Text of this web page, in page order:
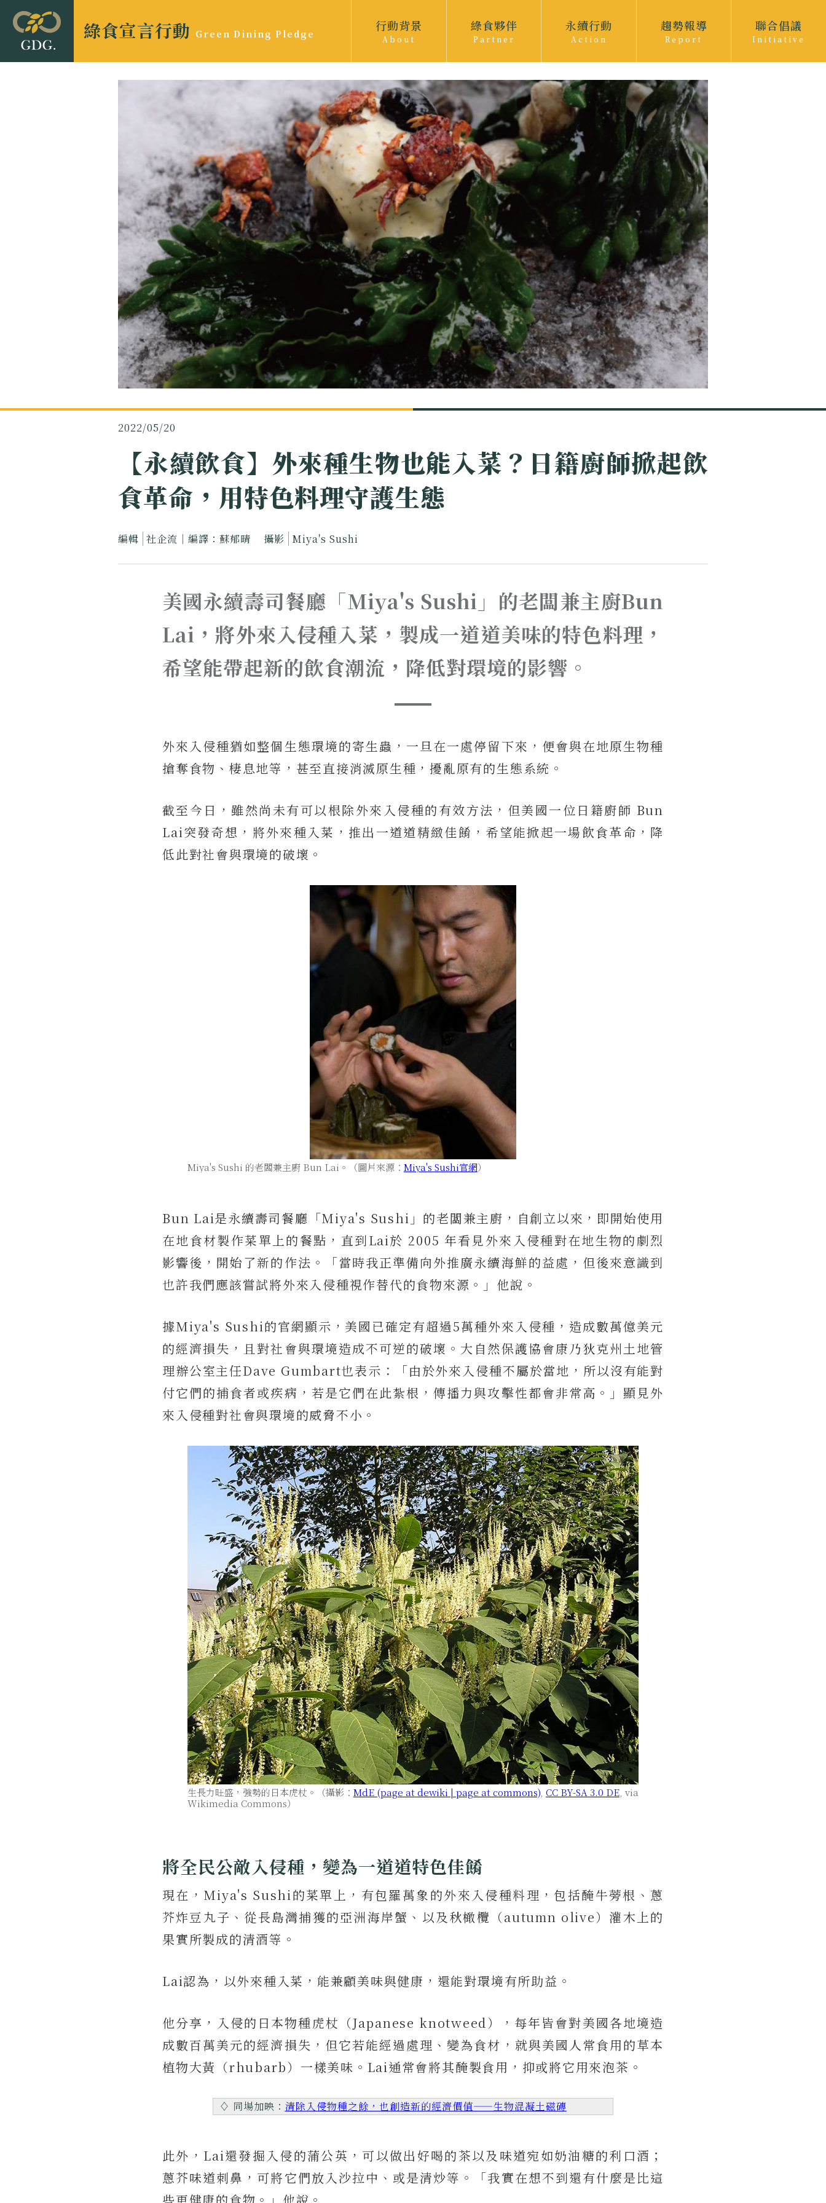
行動背景
About
綠食夥伴
Partner
永續行動
Action
趨勢報導
Report
聯合倡議
Initiative
綠食宣言行動 Green Dining Pledge
2022/05/20
【永續飲食】外來種生物也能入菜？日籍廚師掀起飲
食革命，用特色料理守護生態
編輯 社企流｜編譯：蘇郁晴 攝影 Miya's Sushi
美國永續壽司餐廳「Miya's Sushi」的老闆兼主廚Bun
Lai，將外來入侵種入菜，製成一道道美味的特色料理，
希望能帶起新的飲食潮流，降低對環境的影響。
外來入侵種猶如整個生態環境的寄生蟲，一旦在一處停留下來，便會與在地原生物種
搶奪食物、棲息地等，甚至直接消滅原生種，擾亂原有的生態系統。
截至今日，雖然尚未有可以根除外來入侵種的有效方法，但美國一位日籍廚師 Bun
Lai突發奇想，將外來種入菜，推出一道道精緻佳餚，希望能掀起一場飲食革命，降
低此對社會與環境的破壞。
Miya's Sushi 的老闆兼主廚 Bun Lai。（圖片來源： Miya's Sushi官網）
Bun Lai是永續壽司餐廳「Miya's Sushi」的老闆兼主廚，自創立以來，即開始使用
在地食材製作菜單上的餐點，直到Lai於 2005 年看見外來入侵種對在地生物的劇烈
影響後，開始了新的作法。「當時我正準備向外推廣永續海鮮的益處，但後來意識到
也許我們應該嘗試將外來入侵種視作替代的食物來源。」他說。
據Miya's Sushi的官網顯示，美國已確定有超過5萬種外來入侵種，造成數萬億美元
的經濟損失，且對社會與環境造成不可逆的破壞。大自然保護協會康乃狄克州土地管
理辦公室主任Dave Gumbart也表示：「由於外來入侵種不屬於當地，所以沒有能對
付它們的捕食者或疾病，若是它們在此紮根，傳播力與攻擊性都會非常高。」顯見外
來入侵種對社會與環境的威脅不小。
生長力旺盛，強勢的日本虎杖。（攝影： MdE (page at dewiki | page at commons), CC BY-SA 3.0 DE, via
Wikimedia Commons）
將全民公敵入侵種，變為一道道特色佳餚
現在，Miya's Sushi的菜單上，有包羅萬象的外來入侵種料理，包括醃牛蒡根、蔥
芥炸豆丸子、從長島灣捕獲的亞洲海岸蟹、以及秋橄欖（autumn olive）灌木上的
果實所製成的清酒等。
Lai認為，以外來種入菜，能兼顧美味與健康，還能對環境有所助益。
他分享，入侵的日本物種虎杖（Japanese knotweed），每年皆會對美國各地境造
成數百萬美元的經濟損失，但它若能經過處理、變為食材，就與美國人常食用的草本
植物大黃（rhubarb）一樣美味。Lai通常會將其醃製食用，抑或將它用來泡茶。
♢ 同場加映： 清除入侵物種之餘，也創造新的經濟價值——生物混凝土磁磚
此外，Lai還發掘入侵的蒲公英，可以做出好喝的茶以及味道宛如奶油糖的利口酒；
蔥芥味道刺鼻，可將它們放入沙拉中、或是清炒等。「我實在想不到還有什麼是比這
些更健康的食物。」他說。